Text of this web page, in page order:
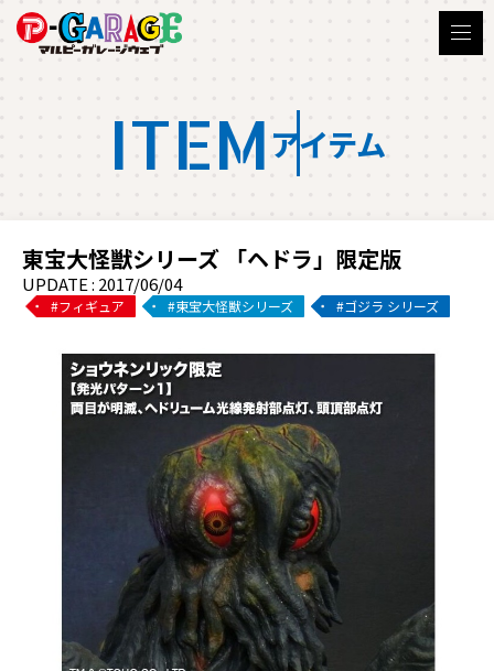
ITEM アイテム
東宝大怪獣シリーズ 「ヘドラ」限定版
UPDATE : 2017/06/04
フィギュア 東宝大怪獣シリーズ ゴジラ シリーズ